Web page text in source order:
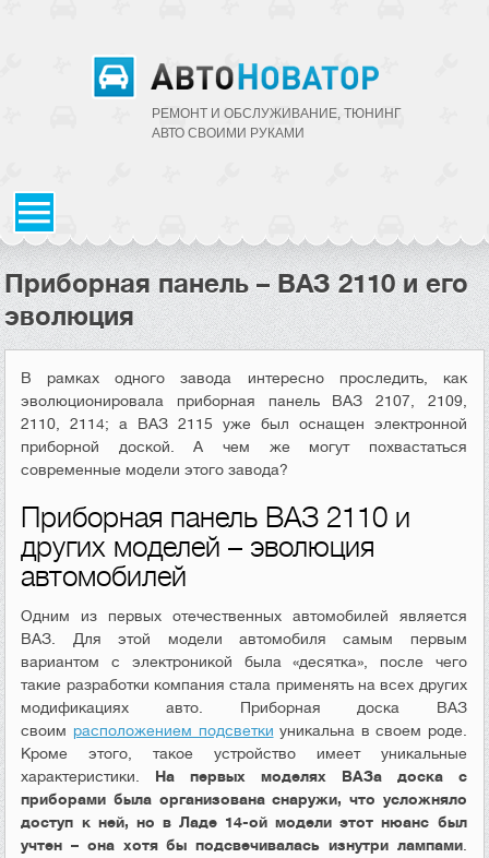
РЕМОНТ И ОБСЛУЖИВАНИЕ, ТЮНИНГ
АВТО CВОИМИ РУКАМИ
Приборная панель – ВАЗ 2110 и его
эволюция
В рамках одного завода интересно проследить, как
эволюционировала приборная панель ВАЗ 2107, 2109,
2110, 2114; а ВАЗ 2115 уже был оснащен электронной
приборной доской. А чем же могут похвастаться
современные модели этого завода?
Приборная панель ВАЗ 2110 и
других моделей – эволюция
автомобилей
Одним из первых отечественных автомобилей является
ВАЗ. Для этой модели автомобиля самым первым
вариантом с электроникой была «десятка», после чего
такие разработки компания стала применять на всех других
модификациях авто. Приборная доска ВАЗ
своим расположением подсветки уникальна в своем роде.
Кроме этого, такое устройство имеет уникальные
характеристики. На первых моделях ВАЗа доска с
приборами была организована снаружи, что усложняло
доступ к ней, но в Ладе 14-ой модели этот нюанс был
учтен – она хотя бы подсвечивалась изнутри лампами.